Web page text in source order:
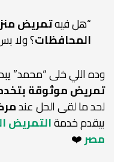
“هل فيهتمريض
المحافظات؟ ولا
وده اللي خلى “محمد”
تمريض موثوقة
لحد ما لقى الحل عند
بيقدم خدمةالتمريض
مصر❤️